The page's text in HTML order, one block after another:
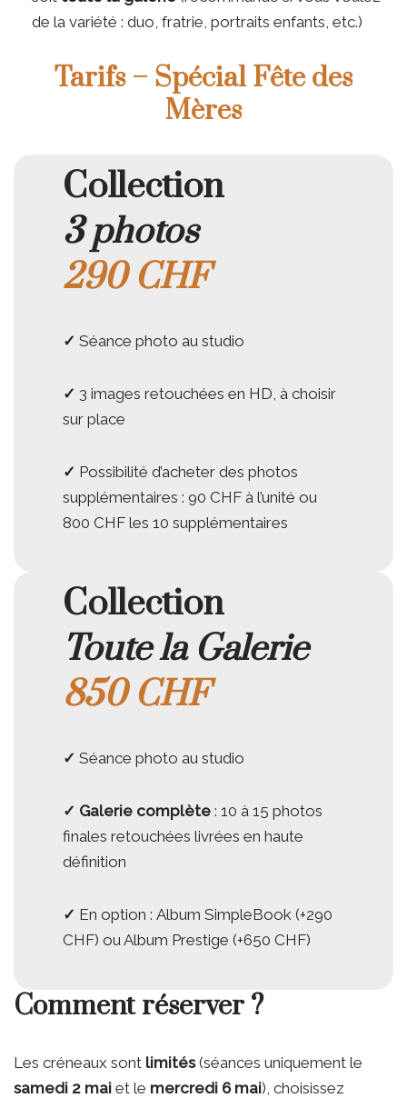
de la variété : duo, fratrie, portraits enfants, etc.)
Tarifs – Spécial Fête des
Mères
Collection
3 photos
290 CHF
✓ Séance photo au studio
✓ 3 images retouchées en HD, à choisir
sur place
✓ Possibilité d’acheter des photos
supplémentaires : 90 CHF à l’unité ou
800 CHF les 10 supplémentaires
Collection
Toute la Galerie
850 CHF
✓ Séance photo au studio
✓ Galerie complète : 10 à 15 photos
finales retouchées livrées en haute
définition
✓ En option : Album SimpleBook (+290
CHF) ou Album Prestige (+650 CHF)
Comment réserver ?
Les créneaux sont limités(séances uniquement le
samedi 2 mai et le mercredi 6 mai), choisissez